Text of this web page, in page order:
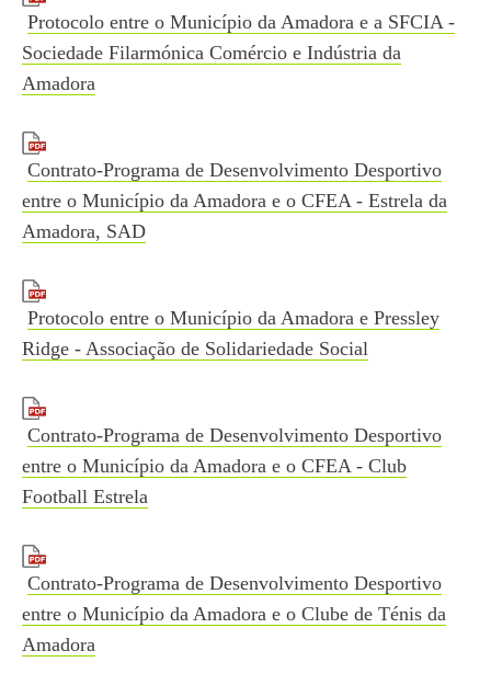
Protocolo entre o Município da Amadora e a SFCIA -
Sociedade Filarmónica Comércio e Indústria da
Amadora
Contrato-Programa de Desenvolvimento Desportivo
entre o Município da Amadora e o CFEA - Estrela da
Amadora, SAD
Protocolo entre o Município da Amadora e Pressley
Ridge - Associação de Solidariedade Social
Contrato-Programa de Desenvolvimento Desportivo
entre o Município da Amadora e o CFEA - Club
Football Estrela
Contrato-Programa de Desenvolvimento Desportivo
entre o Município da Amadora e o Clube de Ténis da
Amadora